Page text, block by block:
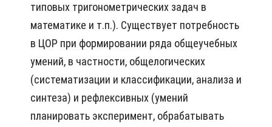
типовых тригонометрических задач в
математике и т.п.). Существует потребность
в ЦОР при формировании ряда общеучебных
умений, в частности, общелогических
(систематизации и классификации, анализа и
синтеза) и рефлексивных (умений
планировать эксперимент, обрабатывать